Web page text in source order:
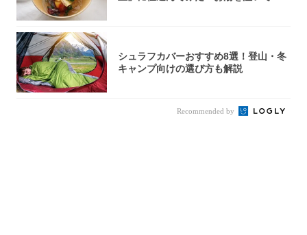
シュラフカバーおすすめ8選！登山・冬
キャンプ向けの選び方も解説
Recommended by